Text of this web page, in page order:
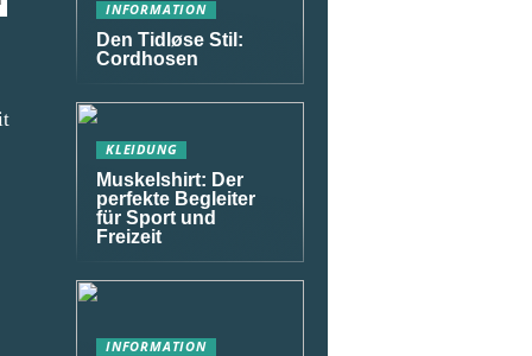
INFORMATION
Den Tidløse Stil:
Cordhosen
KLEIDUNG
Muskelshirt: Der
perfekte Begleiter
für Sport und
Freizeit
INFORMATION